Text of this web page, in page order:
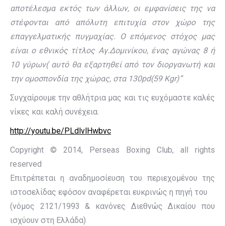
αποτέλεσμα εκτός των άλλων, οι εμφανίσεις της να
στέφονται από απόλυτη επιτυχία στον χώρο της
επαγγελματικής πυγμαχίας. Ο επόμενος στόχος μας
είναι ο εθνικός τίτλος Αγ.Δομινίκου, ένας αγώνας 8 ή
10 γύρων( αυτό θα εξαρτηθεί από τον διοργανωτή και
την ομοσπονδία της χώρας, στα 130pd(59 Kgr)”
Συγχαίρουμε την αθλήτρια μας και τις ευχόμαστε καλές
νίκες και καλή συνέχεια.
http://youtu.be/PLdlvlHwbvc
Copyright © 2014, Perseas Boxing Club, all rights
reserved
Επιτρέπεται η αναδημοσίευση του περιεχομένου της
ιστοσελίδας εφόσον αναφέρεται ευκρινώς η πηγή του
(νόμος 2121/1993 & κανόνες Διεθνώς Δικαίου που
ισχύουν στη Ελλάδα)